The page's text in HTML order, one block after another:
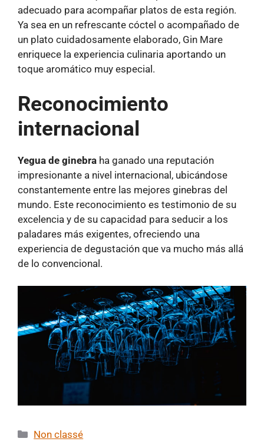
adecuado para acompañar platos de esta región.
Ya sea en un refrescante cóctel o acompañado de
un plato cuidadosamente elaborado, Gin Mare
enriquece la experiencia culinaria aportando un
toque aromático muy especial.
Reconocimiento
internacional
Yegua de ginebra ha ganado una reputación
impresionante a nivel internacional, ubicándose
constantemente entre las mejores ginebras del
mundo. Este reconocimiento es testimonio de su
excelencia y de su capacidad para seducir a los
paladares más exigentes, ofreciendo una
experiencia de degustación que va mucho más allá
de lo convencional.
Categorías
Non classé